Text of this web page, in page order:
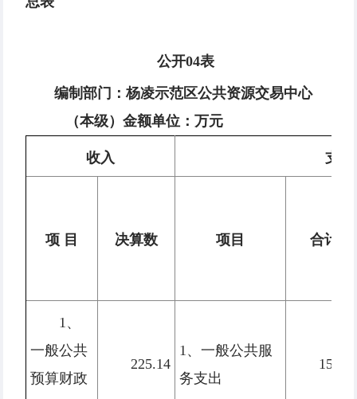
公开04表
编制部门：杨凌示范区公共资源交易中心
（本级） 金额单位： 万元
收入 支出
项 目 决算数 项目 合计
1、
一般公共
预算财政
225.14
1、一般公共服
务支出